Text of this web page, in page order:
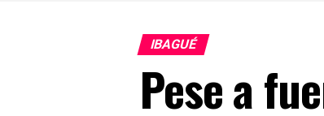
IBAGUÉ
Pese a